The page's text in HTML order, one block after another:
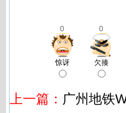
0 0
惊讶 欠揍
上一篇： 广州地铁